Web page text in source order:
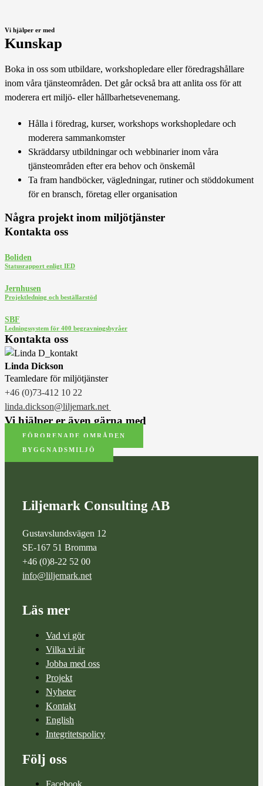
Vi hjälper er med
Kunskap
Boka in oss som utbildare, workshopledare eller föredragshållare
inom våra tjänsteområden. Det går också bra att anlita oss för att
moderera ert miljö- eller hållbarhetsevenemang.
Hålla i föredrag, kurser, workshops workshopledare och
moderera sammankomster
Skräddarsy utbildningar och webbinarier inom våra
tjänsteområden efter era behov och önskemål
Ta fram handböcker, vägledningar, rutiner och stöddokument
för en bransch, företag eller organisation
Några projekt inom miljötjänster
Kontakta oss
Boliden
Statusrapport enligt IED
Jernhusen
Projektledning och beställarstöd
SBF
Ledningssystem för 400 begravningsbyråer
Kontakta oss
Linda Dickson
Teamledare för miljötjänster
+46 (0)73-412 10 22
linda.dickson@liljemark.net
Vi hjälper er även gärna med
FÖRORENADE OMRÅDEN
BYGGNADSMILJÖ
Liljemark Consulting AB
Gustavslundsvägen 12
SE-167 51 Bromma
+46 (0)8-22 52 00
info@liljemark.net
Läs mer
Vad vi gör
Vilka vi är
Jobba med oss
Projekt
Nyheter
Kontakt
English
Integritetspolicy
Följ oss